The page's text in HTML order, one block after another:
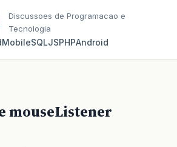
Discussoes de Programacao e
Tecnologia
MobileSQLJSPHPAndroid
mouseListener